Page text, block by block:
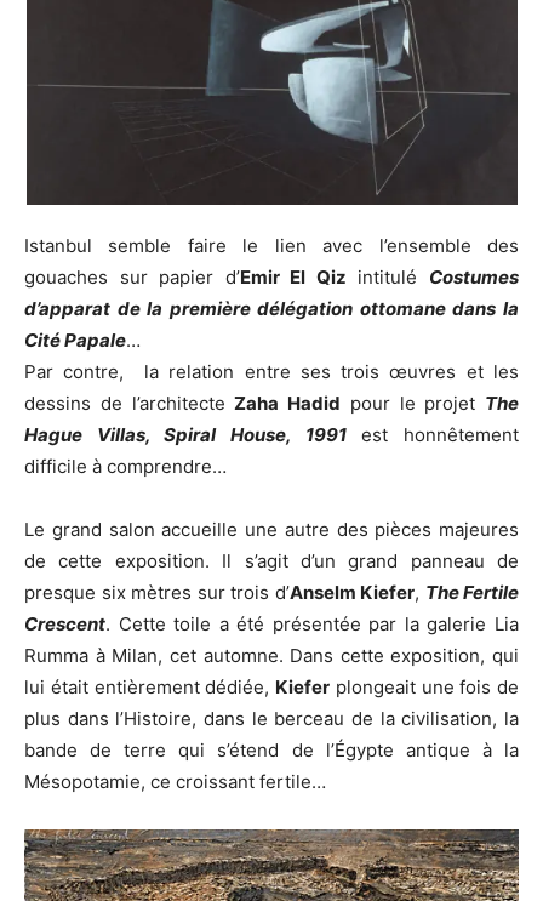
Istanbul semble faire le lien avec l’ensemble des
gouaches sur papier d’Emir El Qiz intitulé Costumes
d’apparat de la première délégation ottomane dans la
Cité Papale…
Par contre, la relation entre ses trois œuvres et les
dessins de l’architecteZaha Hadid pour le projet The
Hague Villas, Spiral House, 1991est honnêtement
difficile à comprendre…
Le grand salon accueille une autre des pièces majeures
de cette exposition. Il s’agit d’un grand panneau de
presque six mètres sur trois d’Anselm Kiefer, The Fertile
Crescent. Cette toile a été présentée par la galerie Lia
Rumma à Milan, cet automne. Dans cette exposition, qui
lui était entièrement dédiée, Kiefer plongeait une fois de
plus dans l’Histoire, dans le berceau de la civilisation, la
bande de terre qui s’étend de l’Égypte antique à la
Mésopotamie, ce croissant fertile…